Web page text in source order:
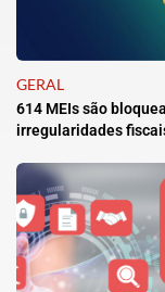
GERAL
614 MEIs são
irregularidades